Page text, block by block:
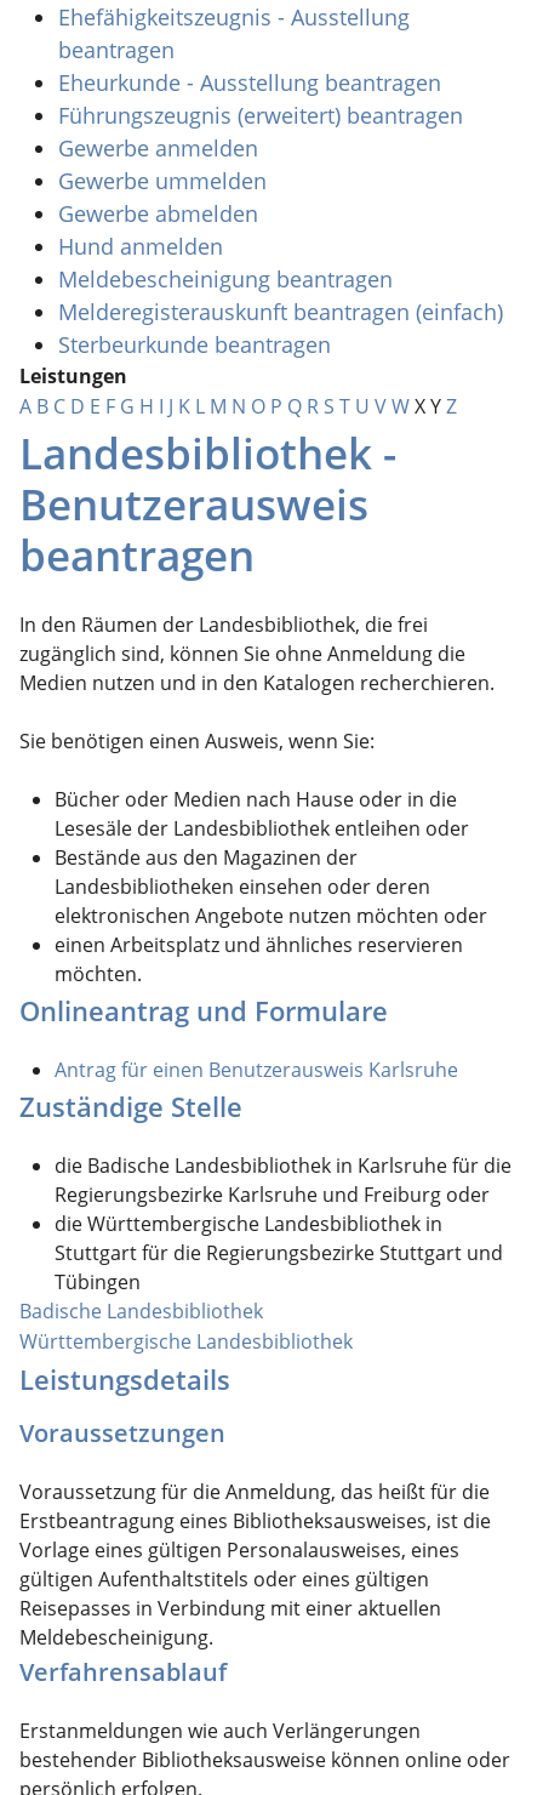
Ehefähigkeitszeugnis - Ausstellung
beantragen
Eheurkunde - Ausstellung beantragen
Führungszeugnis (erweitert) beantragen
Gewerbe anmelden
Gewerbe ummelden
Gewerbe abmelden
Hund anmelden
Meldebescheinigung beantragen
Melderegisterauskunft beantragen (einfach)
Sterbeurkunde beantragen
Leistungen
A B C D E F G H I J K L M N O P Q R S T U VWXYZ
Landesbibliothek -
Benutzerausweis
beantragen
In den Räumen der Landesbibliothek, die frei
zugänglich sind, können Sie ohne Anmeldung die
Medien nutzen und in den Katalogen recherchieren.
Sie benötigen einen Ausweis, wenn Sie:
Bücher oder Medien nach Hause oder in die
Lesesäle der Landesbibliothek entleihen oder
Bestände aus den Magazinen der
Landesbibliotheken einsehen oder deren
elektronischen Angebote nutzen möchten oder
einen Arbeitsplatz und ähnliches reservieren
möchten.
Onlineantrag und Formulare
Antrag für einen Benutzerausweis Karlsruhe
Zuständige Stelle
die Badische Landesbibliothek in Karlsruhe für die
Regierungsbezirke Karlsruhe und Freiburg oder
die Württembergische Landesbibliothek in
Stuttgart für die Regierungsbezirke Stuttgart und
Tübingen
Badische Landesbibliothek
Württembergische Landesbibliothek
Leistungsdetails
Voraussetzungen
Voraussetzung für die Anmeldung, das heißt für die
Erstbeantragung eines Bibliotheksausweises, ist die
Vorlage eines gültigen Personalausweises, eines
gültigen Aufenthaltstitels oder eines gültigen
Reisepasses in Verbindung mit einer aktuellen
Meldebescheinigung.
Verfahrensablauf
Erstanmeldungen wie auch Verlängerungen
bestehender Bibliotheksausweise können online oder
persönlich erfolgen.